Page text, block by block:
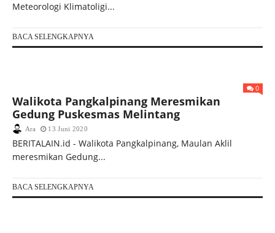
Meteorologi Klimatoligi...
BACA SELENGKAPNYA
0
Walikota Pangkalpinang Meresmikan
Gedung Puskesmas Melintang
Ara 13 Juni 2020
BERITALAIN.id - Walikota Pangkalpinang, Maulan Aklil
meresmikan Gedung...
BACA SELENGKAPNYA